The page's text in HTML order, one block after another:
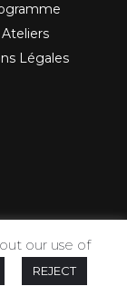
Ateliers
Légales
our use of
REJECT